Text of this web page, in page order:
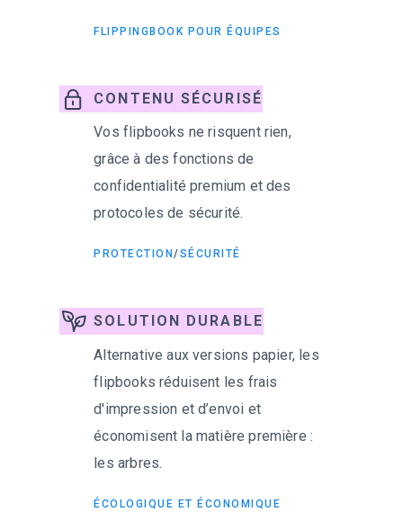
FLIPPINGBOOK POUR ÉQUIPES
CONTENU SÉCURISÉ
Vos flipbooks ne risquent rien,
grâce à des fonctions de
confidentialité premium et des
protocoles de sécurité.
PROTECTION/SÉCURITÉ
SOLUTION DURABLE
Alternative aux versions papier, les
flipbooks réduisent les frais
d'impression et d’envoi et
économisent la matière première :
les arbres.
ÉCOLOGIQUE ET ÉCONOMIQUE